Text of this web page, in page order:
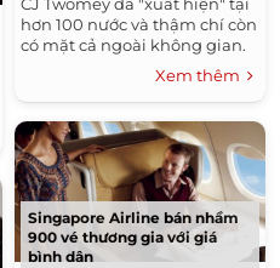
hơn 100 nước và thậm chí còn
có mặt cả ngoài không gian.
Xem thêm
Singapore Airline bán nhầm
900 vé thương gia với giá
bình dân